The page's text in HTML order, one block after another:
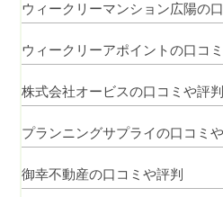
ウィークリーマンション広陽の
ウィークリーアポイントの口コ
株式会社オービスの口コミや評判
プランニングサプライの口コミ
御幸不動産の口コミや評判